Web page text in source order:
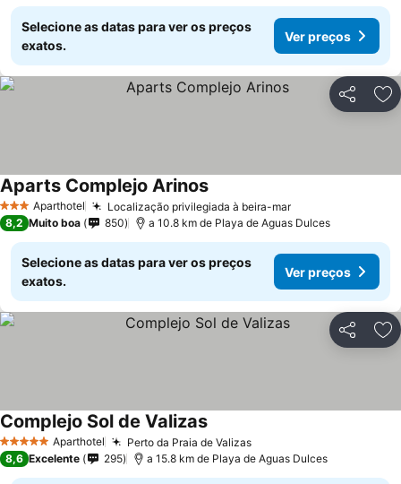
Selecione as datas para ver os preços
exatos.
Ver preços
Partilhar
3 EstrelasAparthotel Localização privilegiada à beira-marVer preços
Aparts Complejo ArinosVer preços
8,2 Muito boa 850 a 10.8 km de Playa de Aguas Dulces
Selecione as datas para ver os preços
exatos.
Ver preços
Partilhar
5 Estrelas Aparthotel Perto da Praia de ValizasVer preços
Complejo Sol de ValizasVer preços
8,6 Excelente 295 a 15.8 km de Playa de Aguas Dulces